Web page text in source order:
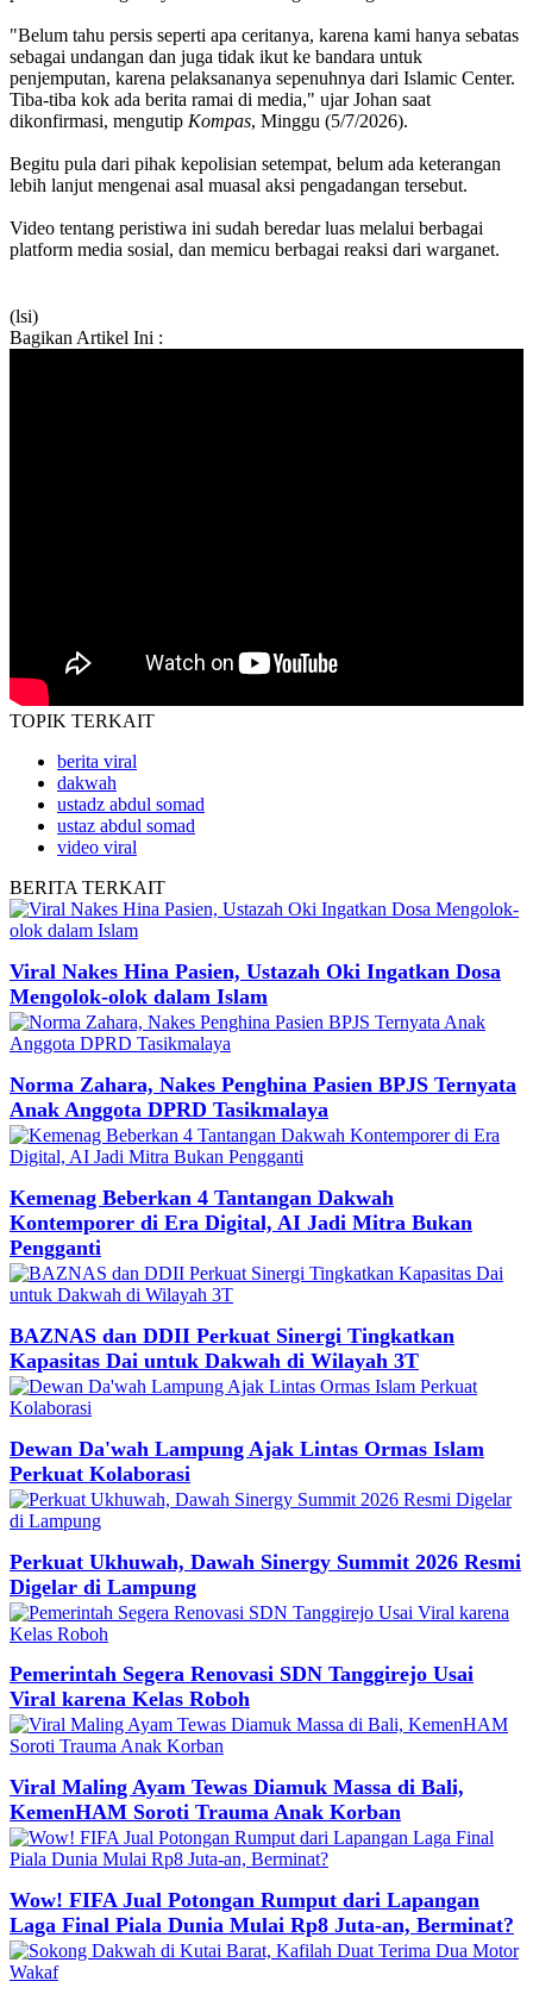
"Belum tahu persis seperti apa ceritanya, karena kami hanya sebatas
sebagai undangan dan juga tidak ikut ke bandara untuk
penjemputan, karena pelaksananya sepenuhnya dari Islamic Center.
Tiba-tiba kok ada berita ramai di media," ujar Johan saat
dikonfirmasi, mengutip Kompas, Minggu (5/7/2026).
Begitu pula dari pihak kepolisian setempat, belum ada keterangan
lebih lanjut mengenai asal muasal aksi pengadangan tersebut.
Video tentang peristiwa ini sudah beredar luas melalui berbagai
platform media sosial, dan memicu berbagai reaksi dari warganet.
(lsi)
Bagikan Artikel Ini :
TOPIK TERKAIT
berita viral
dakwah
ustadz abdul somad
ustaz abdul somad
video viral
BERITA TERKAIT
Viral Nakes Hina Pasien, Ustazah Oki Ingatkan Dosa
Mengolok-olok dalam Islam
Norma Zahara, Nakes Penghina Pasien BPJS Ternyata
Anak Anggota DPRD Tasikmalaya
Kemenag Beberkan 4 Tantangan Dakwah
Kontemporer di Era Digital, AI Jadi Mitra Bukan
Pengganti
BAZNAS dan DDII Perkuat Sinergi Tingkatkan
Kapasitas Dai untuk Dakwah di Wilayah 3T
Dewan Da'wah Lampung Ajak Lintas Ormas Islam
Perkuat Kolaborasi
Perkuat Ukhuwah, Dawah Sinergy Summit 2026 Resmi
Digelar di Lampung
Pemerintah Segera Renovasi SDN Tanggirejo Usai
Viral karena Kelas Roboh
Viral Maling Ayam Tewas Diamuk Massa di Bali,
KemenHAM Soroti Trauma Anak Korban
Wow! FIFA Jual Potongan Rumput dari Lapangan
Laga Final Piala Dunia Mulai Rp8 Juta-an, Berminat?